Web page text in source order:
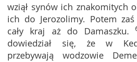
wziął synów ich znakomitych
ich do Jerozolimy. Potem zaś
cały kraj aż do Damaszku.
dowiedział się, że w
przebywają wodzowie